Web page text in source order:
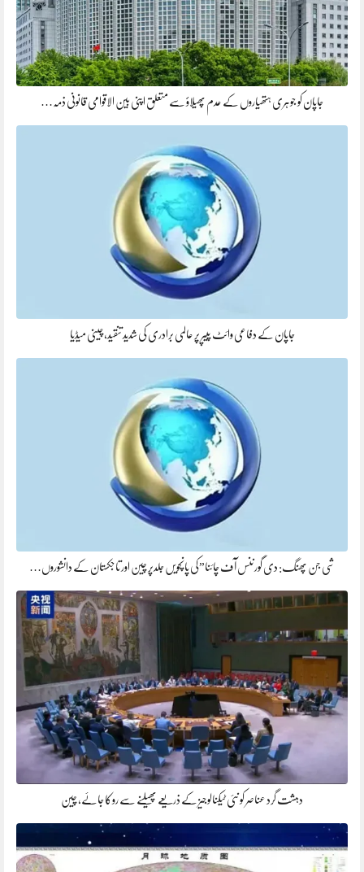
جاپان کو جوہری ہتھیاروں کے عدم پھیلاؤ سے متعلق اپنی بین الاقوامی قانونی ذمہ…
جاپان کے دفاعی وائٹ پیپر پر عالمی برادری کی شدید تنقید، چینی میڈیا
شی جن پھنگ: دی گورننس آف چائنا”کی پانچویں جلدپر چین اور تاجکستان کے دانشوروں…
دہشت گرد عناصر کو نئی ٹیکنالوجیز کے ذریعے پھیلنے سے روکا جائے، چین